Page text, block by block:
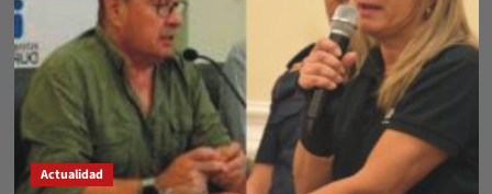
para
el
fin
de
semana.
Actualidad